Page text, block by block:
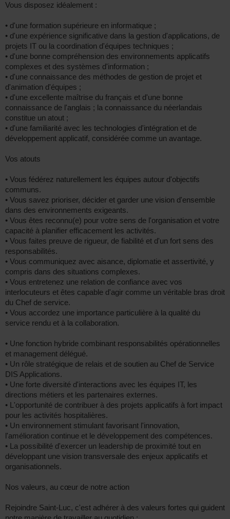
Vous disposez idéalement :
• d'une formation supérieure en informatique ;
• d'une expérience significative dans la gestion d'applications, de
projets IT ou la coordination d'équipes techniques ;
• d'une bonne compréhension des environnements applicatifs
complexes et des systèmes d'information ;
• d'une connaissance des méthodes de gestion de projet et
d'animation d'équipes ;
• d'une excellente maîtrise du français et d'une bonne
connaissance de l'anglais ; la connaissance du néerlandais
constitue un atout ;
• d'une familiarité avec les technologies d'intégration et de
développement applicatif, considérée comme un avantage.
Vos atouts
• Vous fédérez naturellement les équipes autour d'objectifs
communs.
• Vous savez prioriser, décider et garder une vision d'ensemble
dans des environnements exigeants.
• Vous êtes reconnu(e) pour votre sens de l'organisation et votre
capacité à planifier efficacement les activités.
• Vous faites preuve de rigueur, de fiabilité et d'un fort sens des
responsabilités.
• Vous communiquez avec aisance, diplomatie et assertivité, y
compris dans des situations complexes.
• Vous entretenez une relation de confiance avec vos
interlocuteurs et êtes capable d'agir comme un véritable bras droit
du Chef de service.
• Vous accordez une importance particulière à la qualité du
service rendu et à la collaboration.
• Une fonction hybride combinant responsabilités opérationnelles
et management délégué.
• Un rôle stratégique de relais et de soutien au Chef de Service
DIS Applications.
• Une forte diversité d'interactions avec les équipes IT, les
directions métiers et les partenaires externes.
• L'opportunité de contribuer à des projets applicatifs à fort impact
pour les activités hospitalières.
• Un environnement stimulant favorisant l'innovation,
l'amélioration continue et le développement des compétences.
• La possibilité d'exercer un leadership de proximité tout en
développant une vision transversale des enjeux applicatifs et
organisationnels.
Nos valeurs, au cœur de notre action
Rejoindre Saint-Luc, c'est adhérer à des valeurs fortes qui guident